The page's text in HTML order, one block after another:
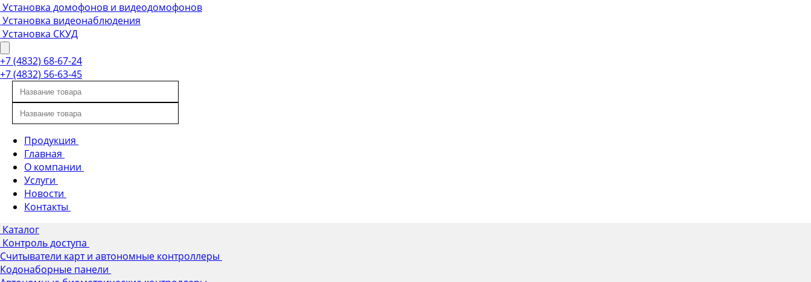
Установка домофонов и видеодомофонов
Установка видеонаблюдения
Установка СКУД
+7 (4832) 68-67-24
+7 (4832) 56-63-45
Продукция
Главная
О компании
Услуги
Новости
Контакты
Каталог
Контроль доступа
Считыватели карт и автономные контроллеры
Кодонаборные панели